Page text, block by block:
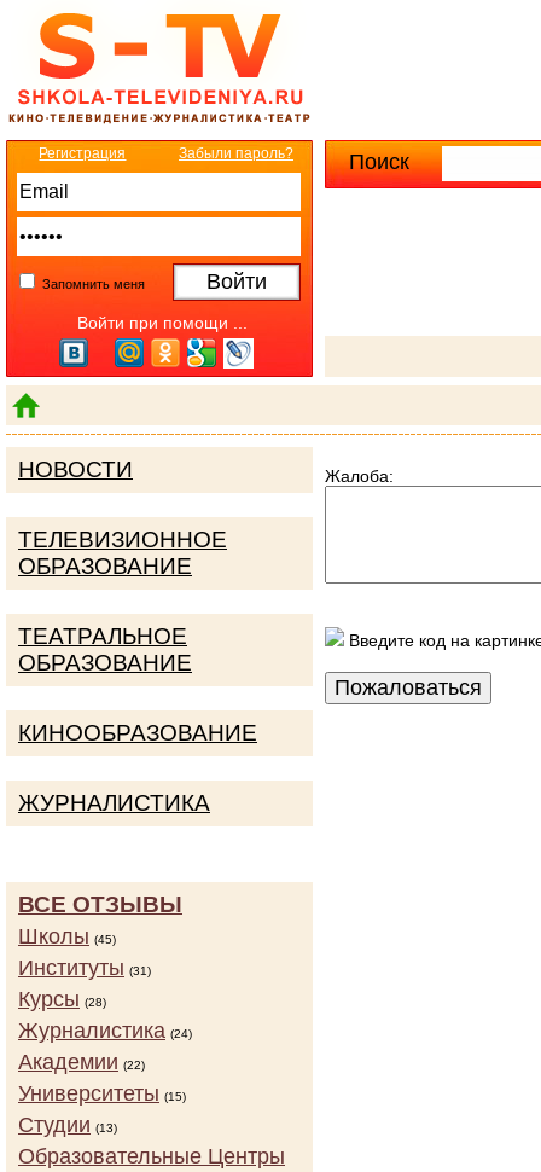
Поиск
Регистрация Забыли пароль?
Запомнить меня
Войти при помощи ...
Жалоба:
Введите код на
НОВОСТИ
ТЕЛЕВИЗИОННОЕ
ОБРАЗОВАНИЕ
ТЕАТРАЛЬНОЕ
ОБРАЗОВАНИЕ
КИНООБРАЗОВАНИЕ
ЖУРНАЛИСТИКА
ВСЕ ОТЗЫВЫ
Школы (45)
Институты (31)
Курсы (28)
Журналистика (24)
Академии (22)
Университеты (15)
Студии (13)
Образовательные Центры